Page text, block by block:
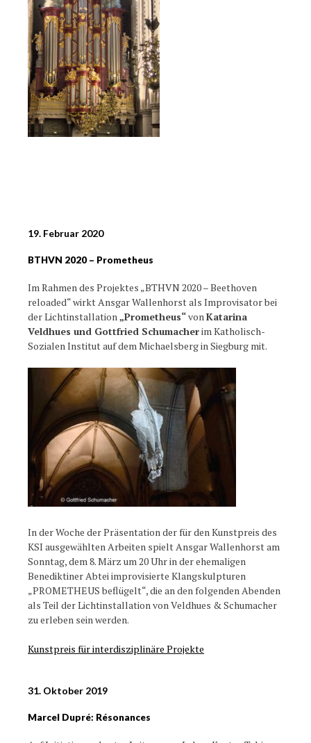
19. Februar 2020
BTHVN 2020 – Prometheus
Im Rahmen des Projektes „BTHVN 2020 – Beethoven
reloaded“ wirkt Ansgar Wallenhorst als Improvisator bei
der Lichtinstallation „Prometheus“von Katarina
Veldhues und Gottfried Schumacherim Katholisch-
Sozialen Institut auf dem Michaelsberg in Siegburg mit.
In der Woche der Präsentation der für den Kunstpreis des
KSI ausgewählten Arbeiten spielt Ansgar Wallenhorst am
Sonntag, dem 8. März um 20 Uhr in der ehemaligen
Benediktiner Abtei improvisierte Klangskulpturen
„PROMETHEUS beflügelt“, die an den folgenden Abenden
als Teil der Lichtinstallation von Veldhues & Schumacher
zu erleben sein werden.
Kunstpreis für interdisziplinäre Projekte
31. Oktober 2019
Marcel Dupré: Résonances